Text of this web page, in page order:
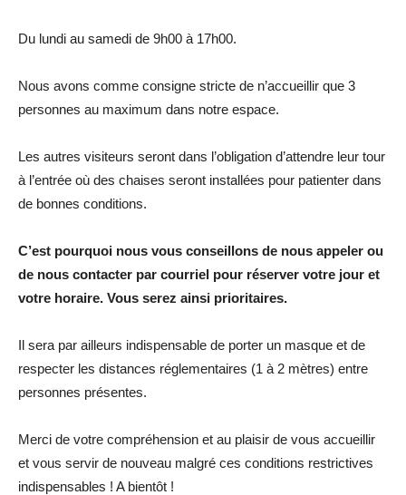
Du lundi au samedi de 9h00 à 17h00.
Nous avons comme consigne stricte de n’accueillir que 3
personnes au maximum dans notre espace.
Les autres visiteurs seront dans l’obligation d’attendre leur tour
à l’entrée où des chaises seront installées pour patienter dans
de bonnes conditions.
C’est pourquoi nous vous conseillons de nous appeler ou
de nous contacter par courriel pour réserver votre jour et
votre horaire. Vous serez ainsi prioritaires.
Il sera par ailleurs indispensable de porter un masque et de
respecter les distances réglementaires (1 à 2 mètres) entre
personnes présentes.
Merci de votre compréhension et au plaisir de vous accueillir
et vous servir de nouveau malgré ces conditions restrictives
indispensables ! A bientôt !